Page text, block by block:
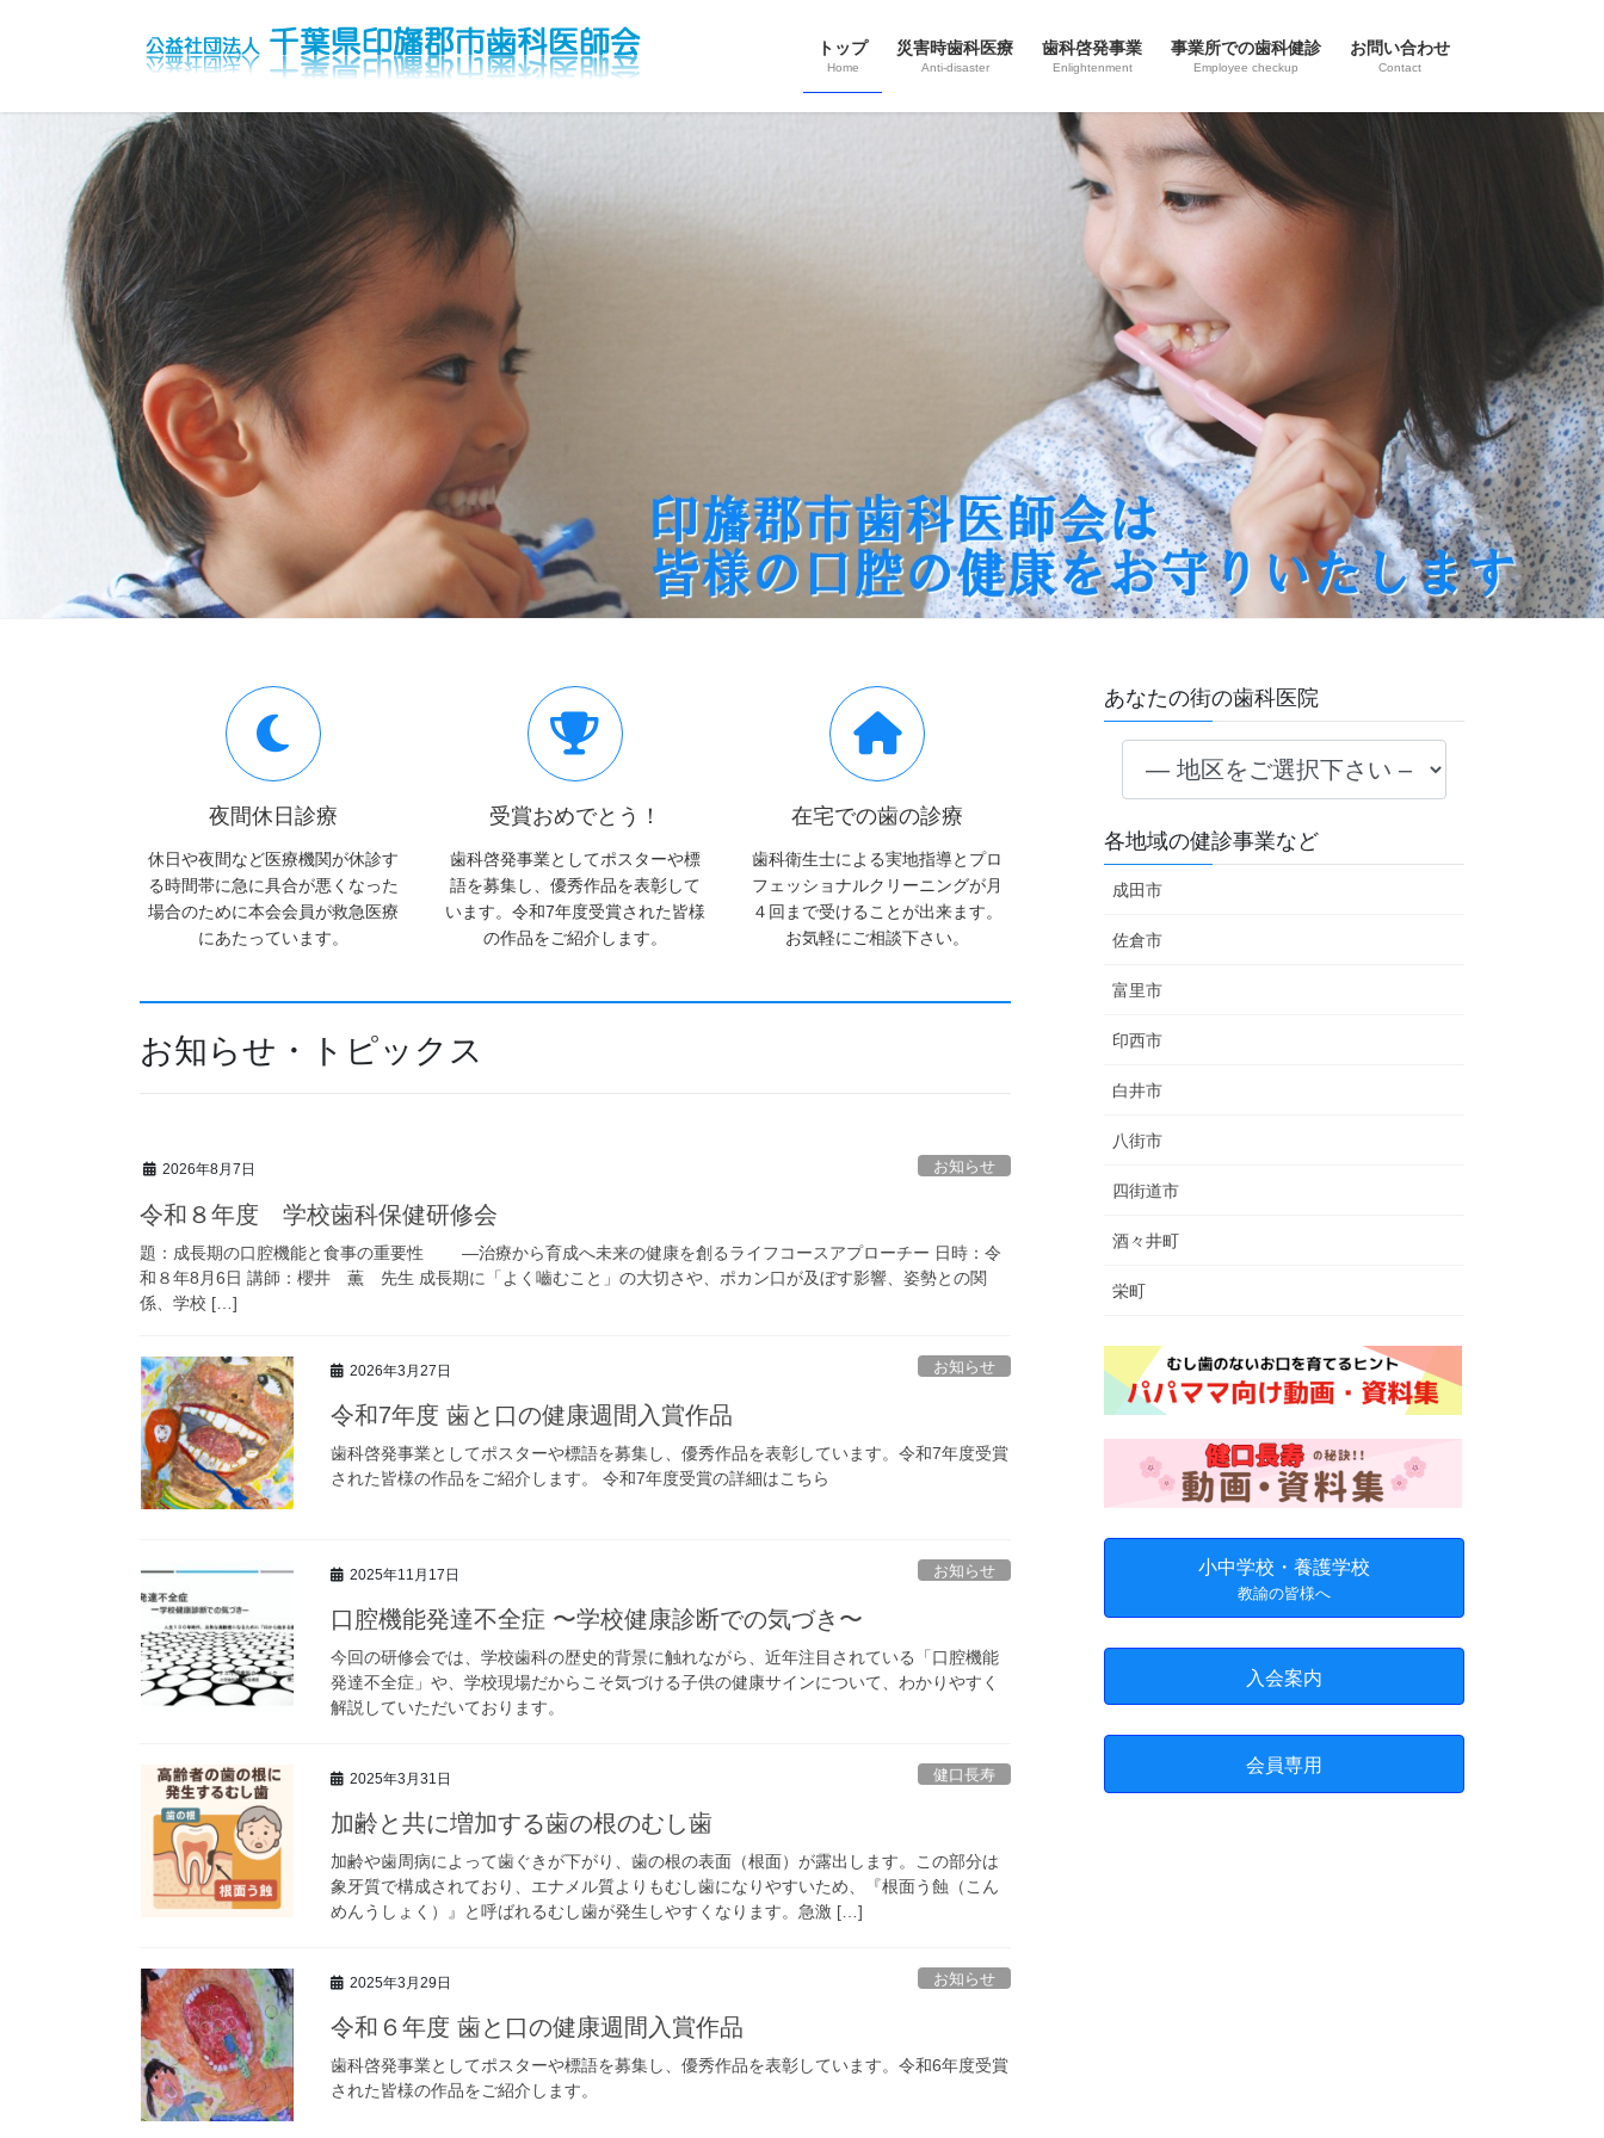
トップ
Home
災害時歯科医療
Anti‐disaster
歯科啓発事業
Enlightenment
事業所での歯科健診
Employee checkup
お問い合わせ
Contact
夜間休日診療
休日や夜間など医療機関が休診す
る時間帯に急に具合が悪くなった
場合のために本会会員が救急医療
にあたっています。
受賞おめでとう！
歯科啓発事業としてポスターや標
語を募集し、優秀作品を表彰して
います。令和7年度受賞された皆様
の作品をご紹介します。
在宅での歯の診療
歯科衛生士による実地指導とプロ
フェッショナルクリーニングが月
４回まで受けることが出来ます。
お気軽にご相談下さい。
お知らせ・トピックス
2026年8月7日 お知らせ
令和８年度 学校歯科保健研修会
題：成長期の口腔機能と食事の重要性 ―治療から育成へ未来の健康を創るライフコースアプローチー 日時：令
和８年8月6日 講師：櫻井 薫 先生 成長期に「よく嚙むこと」の大切さや、ポカン口が及ぼす影響、姿勢との関
係、学校 […]
2026年3月27日 お知らせ
令和7年度 歯と口の健康週間入賞作品
歯科啓発事業としてポスターや標語を募集し、優秀作品を表彰しています。令和7年度受賞
された皆様の作品をご紹介します。 令和7年度受賞の詳細はこちら
2025年11月17日 お知らせ
口腔機能発達不全症 〜学校健康診断での気づき〜
今回の研修会では、学校歯科の歴史的背景に触れながら、近年注目されている「口腔機能
発達不全症」や、学校現場だからこそ気づける子供の健康サインについて、わかりやすく
解説していただいております。
2025年3月31日 健口長寿
加齢と共に増加する歯の根のむし歯
加齢や歯周病によって歯ぐきが下がり、歯の根の表面（根面）が露出します。この部分は
象牙質で構成されており、エナメル質よりもむし歯になりやすいため、『根面う蝕（こん
めんうしょく）』と呼ばれるむし歯が発生しやすくなります。急激 […]
2025年3月29日 お知らせ
令和６年度 歯と口の健康週間入賞作品
歯科啓発事業としてポスターや標語を募集し、優秀作品を表彰しています。令和6年度受賞
された皆様の作品をご紹介します。
あなたの街の歯科医院
各地域の健診事業など
成田市
佐倉市
富里市
印西市
白井市
八街市
四街道市
酒々井町
栄町
小中学校・養護学校
教諭の皆様へ
入会案内
会員専用